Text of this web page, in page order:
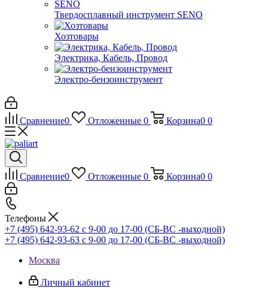
Твердосплавный инструмент SENO
Хозтовары
Электрика, Кабель, Провод
Электро-бензоинструмент
Сравнение0 Отложенные 0 Корзина0 0
Сравнение0 Отложенные 0 Корзина0 0
Телефоны
+7 (495) 642-93-62 c 9-00 до 17-00 (СБ-ВС -выходной)
+7 (495) 642-93-63 c 9-00 до 17-00 (СБ-ВС -выходной)
Москва
Личный кабинет